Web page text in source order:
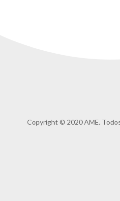
Copyright © 2020 AME.